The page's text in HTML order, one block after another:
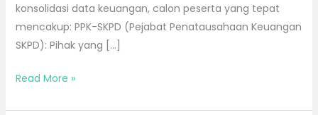
konsolidasi data keuangan, calon peserta yang tepat
mencakup: PPK-SKPD (Pejabat Penatausahaan Keuangan
SKPD): Pihak yang […]
Read More »